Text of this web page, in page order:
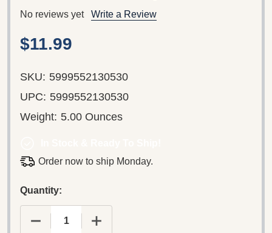
No reviews yet Write a Review
$11.99
SKU: 5999552130530
UPC: 5999552130530
Weight: 5.00 Ounces
Order now to ship Monday.
Quantity:
DECREASE QUANTITY OF THE SHADOW DVD
INCREASE QUANTITY OF THE